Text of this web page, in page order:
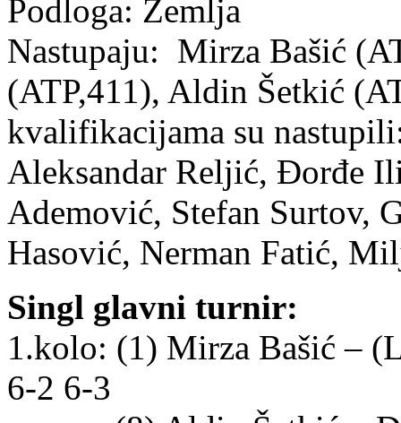
Podloga: Zemlja
Nastupaju: Mirza Bašić
(ATP,411), Aldin Šetkić
kvalifikacijama su
Aleksandar Reljić, Đorđe
Ademović, Stefan Surtov,
Hasović, Nerman Fatić,
Singl glavni turnir:
1.kolo: (1) Mirza Bašić –
6-2 6-3